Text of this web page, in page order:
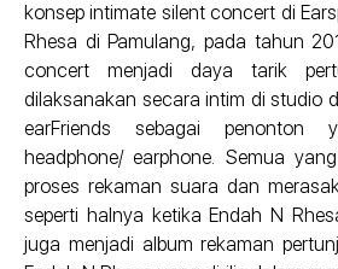
konsep intimate silent concert di
Rhesa di Pamulang, pada tahun
concert menjadi daya tarik
dilaksanakan secara intim di studio
earFriends sebagai penonton
headphone/ earphone. Semua
proses rekaman suara dan
seperti halnya ketika Endah N
juga menjadi album rekaman